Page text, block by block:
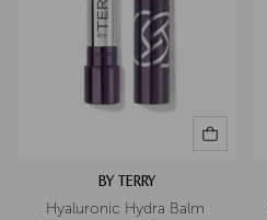
BY TERRY
Hyaluronic Hydra Balm